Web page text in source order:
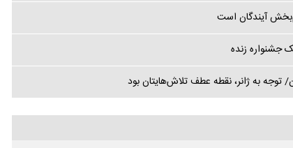
آیندگان است
جشنواره زنده
توجه به ژانر، نقطه عطف تلاش‌هایتان بود